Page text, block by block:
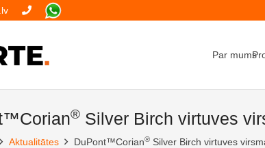
Par mums
® Silver Birch virtuves
Aktualitātes DuPont™Corian®Silver Birch virtuves